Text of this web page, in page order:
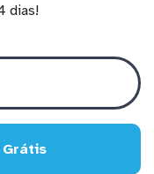
dias!
Grátis